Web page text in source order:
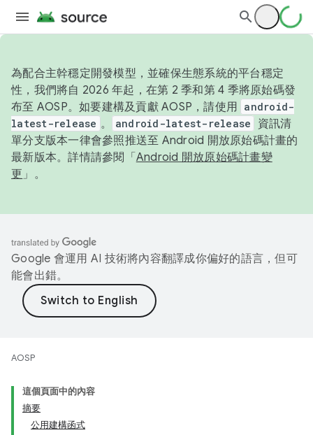
為配合主幹穩定開發模型，並確保生態系統的平台穩定
性，我們將自 2026 年起，在第 2 季和第 4 季將原始碼發
布至 AOSP。如要建構及貢獻 AOSP，請使用 android-
latest-release 。 android-latest-release
資訊清
單分支版本一律會參照推送至 Android 開放原始碼計畫的
最新版本。詳情請參閱「 Android 開放原始碼計畫變
更 」。
Google 會運用 AI 技術將內容翻譯成你偏好的語言，但可
能會出錯。
AOSP
這個頁面中的內容
摘要
公用建構函式